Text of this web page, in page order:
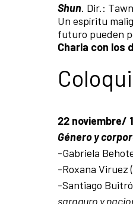
Shun. Dir.:
Un espíritu
futuro pueden
Charla con los
22 noviembre/
Género y
-Gabriela
-Roxana Viruez
-Santiago
saraguro y